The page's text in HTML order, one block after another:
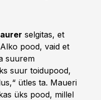
selgitas, et
pood, vaid et
suurem
suur toidupood,
ütles ta. Maueri
üks pood, millel